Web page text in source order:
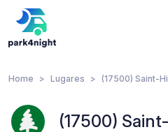
Home Lugares (17500) Saint-
(17500)